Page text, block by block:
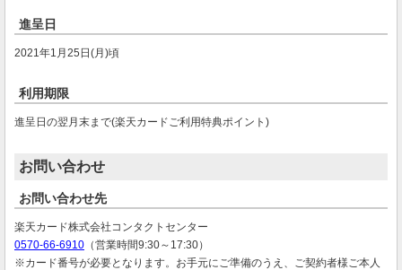
進呈日
2021年1月25日(月)頃
利用期限
進呈日の翌月末まで(楽天カードご利用特典ポイント)
お問い合わせ
お問い合わせ先
楽天カード株式会社コンタクトセンター
0570-66-6910 （営業時間9:30～17:30）
※カード番号が必要となります。お手元にご準備のうえ、ご契約者様ご本人